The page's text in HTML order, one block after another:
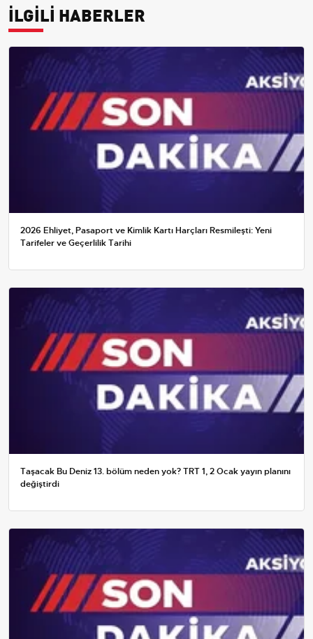
İLGİLİ HABERLER
2026 Ehliyet, Pasaport ve Kimlik Kartı Harçları Resmileşti: Yeni
Tarifeler ve Geçerlilik Tarihi
Taşacak Bu Deniz 13. bölüm neden yok? TRT 1, 2 Ocak yayın planını
değiştirdi